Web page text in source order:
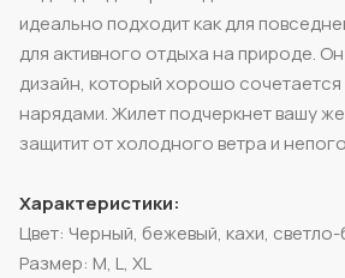
идеально подходит как для
для активного отдыха на природе.
дизайн, который хорошо
нарядами. Жилет подчеркнет вашу
защитит от холодного ветра и
Характеристики:
Цвет: Черный, бежевый, кахи,
Размер: M, L, XL